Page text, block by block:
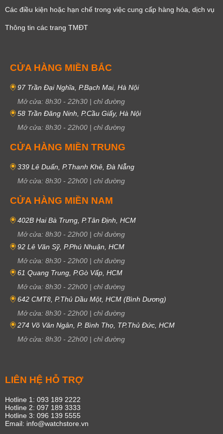
Các điều kiện hoặc hạn chế trong việc cung cấp hàng hóa, dịch vụ
Thông tin các trang TMĐT
CỬA HÀNG MIỀN BẮC
97 Trần Đại Nghĩa, P.Bạch Mai, Hà Nội
Mở cửa: 8h30 - 22h30 | chỉ đường
58 Trần Đăng Ninh, P.Cầu Giấy, Hà Nội
Mở cửa: 8h30 - 22h00 | chỉ đường
CỬA HÀNG MIỀN TRUNG
339 Lê Duẩn, P.Thanh Khê, Đà Nẵng
Mở cửa: 8h30 - 22h00 | chỉ đường
CỬA HÀNG MIỀN NAM
402B Hai Bà Trưng, P.Tân Định, HCM
Mở cửa: 8h30 - 22h00 | chỉ đường
92 Lê Văn Sỹ, P.Phú Nhuận, HCM
Mở cửa: 8h30 - 22h00 | chỉ đường
61 Quang Trung, P.Gò Vấp, HCM
Mở cửa: 8h30 - 22h00 | chỉ đường
642 CMT8, P.Thủ Dầu Một, HCM (Bình Dương)
Mở cửa: 8h30 - 22h00 | chỉ đường
274 Võ Văn Ngân, P. Bình Thọ, TP.Thủ Đức, HCM
Mở cửa: 8h30 - 22h00 | chỉ đường
LIÊN HỆ HỖ TRỢ
Hotline 1: 093 189 2222
Hotline 2: 097 189 3333
Hotline 3: 096 139 5555
Email: info@watchstore.vn